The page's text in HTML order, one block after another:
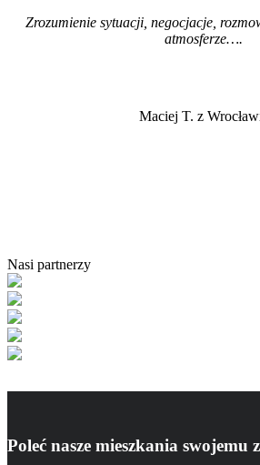
Zrozumienie sytuacji, negocjacje,
atmosferze….
Maciej T. z
Nasi partnerzy
Poleć nasze mieszkania swojemu